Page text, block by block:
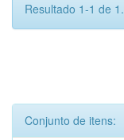
Resultado 1-1 de 1.
Conjunto de itens: